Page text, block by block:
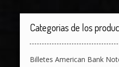
Categorias de los
Billetes American Bank